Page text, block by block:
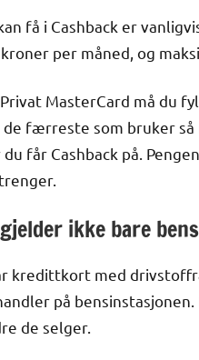
få i Cashback er
per måned, og
MasterCard må du
de færreste som bruker
får Cashback på.
ikke bare
kredittkort med
på
de selger.